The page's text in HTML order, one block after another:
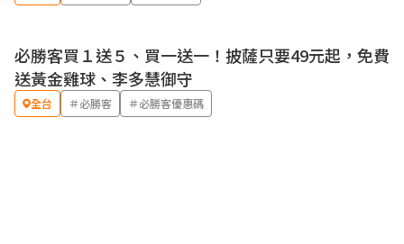
優惠
必勝客買１送５、買一送一！披薩只要49元起，免費
送黃金雞球、李多慧御守
全台 ＃必勝客 ＃必勝客優惠碼